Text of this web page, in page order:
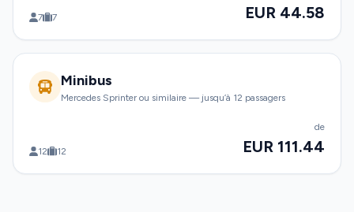
7 7 EUR 44.58
Minibus
Mercedes Sprinter ou similaire — jusqu’à 12 passagers
12 12
de
EUR 111.44